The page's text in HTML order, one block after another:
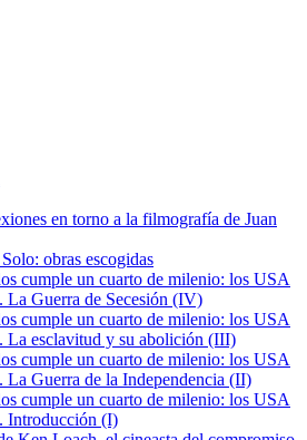
en torno a la filmografía de Juan
obras escogidas
cumple un cuarto de milenio: los USA
La Guerra de Secesión (IV)
cumple un cuarto de milenio: los USA
La esclavitud y su abolición (III)
cumple un cuarto de milenio: los USA
La Guerra de la Independencia (II)
cumple un cuarto de milenio: los USA
Introducción (I)